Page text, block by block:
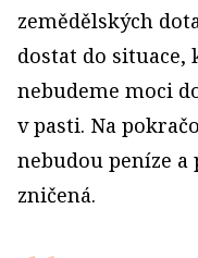
zemědělských
dostat do situace,
nebudeme moci
v pasti. Na
nebudou peníze a
zničená.